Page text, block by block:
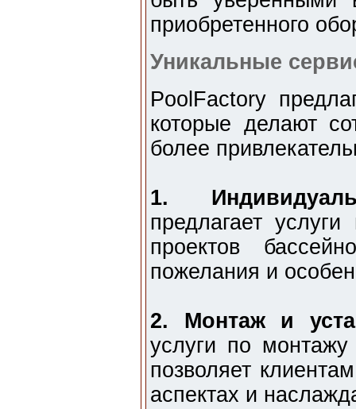
приобретенного
Уникальные
PoolFactory
которые делают
более
1.
предлагает
проектов
пожелания и
2. Монтаж и
услуги по монтажу
позволяет
аспектах и